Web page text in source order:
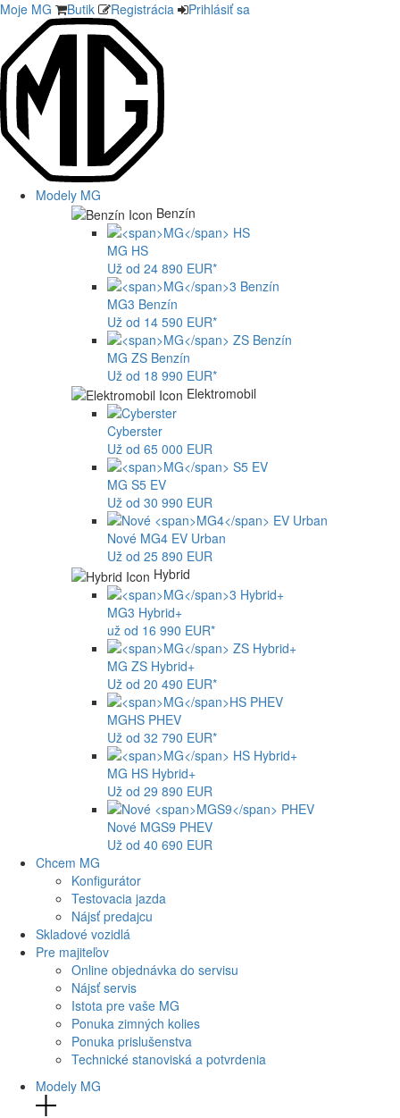
Moje MG Butik Registrácia Prihlásiť sa
Modely MG
Benzín
MG HS
Už od 24 890 EUR*
MG3 Benzín
Už od 14 590 EUR*
MG ZS Benzín
Už od 18 990 EUR*
Elektromobil
Cyberster
Už od 65 000 EUR
MG S5 EV
Už od 30 990 EUR
Nové MG4 EV Urban
Už od 25 890 EUR
Hybrid
MG3 Hybrid+
už od 16 990 EUR*
MG ZS Hybrid+
Už od 20 490 EUR*
MGHS PHEV
Už od 32 790 EUR*
MG HS Hybrid+
Už od 29 890 EUR
Nové MGS9 PHEV
Už od 40 690 EUR
Chcem MG
Konfigurátor
Testovacia jazda
Nájsť predajcu
Skladové vozidlá
Pre majiteľov
Online objednávka do servisu
Nájsť servis
Istota pre vaše MG
Ponuka zimných kolies
Ponuka prislušenstva
Technické stanoviská a potvrdenia
Modely MG